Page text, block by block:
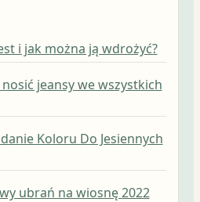
i jak można ją wdrożyć?
jeansy we wszystkich
Koloru Do Jesiennych
ubrań na wiosnę 2022